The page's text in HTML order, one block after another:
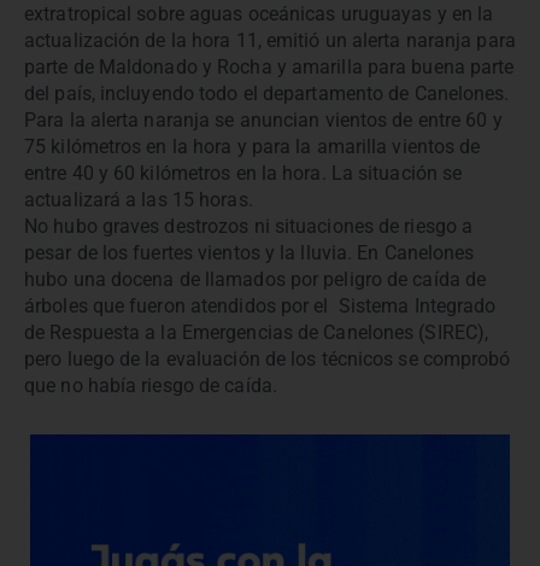
extratropical sobre aguas oceánicas uruguayas y en la
actualización de la hora 11, emitió un alerta naranja para
parte de Maldonado y Rocha y amarilla para buena parte
del país, incluyendo todo el departamento de Canelones.
Para la alerta naranja se anuncian vientos de entre 60 y
75 kilómetros en la hora y para la amarilla vientos de
entre 40 y 60 kilómetros en la hora. La situación se
actualizará a las 15 horas.
No hubo graves destrozos ni situaciones de riesgo a
pesar de los fuertes vientos y la lluvia. En Canelones
hubo una docena de llamados por peligro de caída de
árboles que fueron atendidos por el Sistema Integrado
de Respuesta a la Emergencias de Canelones (SIREC),
pero luego de la evaluación de los técnicos se comprobó
que no había riesgo de caída.